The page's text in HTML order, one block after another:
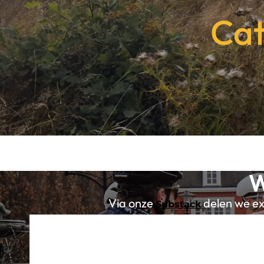
Via onzeSubstackdelen we